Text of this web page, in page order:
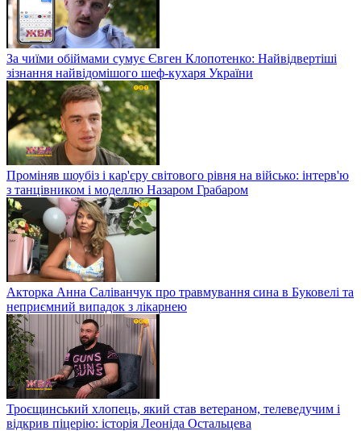
За чиїми обіймами сумує Євген Клопотенко: Найвідвертіші
зізнання найвідомішого шеф-кухаря України
Проміняв шоубіз і кар'єру світового рівня на військо: інтерв'ю
з танцівником і моделлю Назаром Грабаром
Акторка Анна Саліванчук про травмування сина в Буковелі та
неприємний випадок з лікарнею
Троєщинський хлопець, який став ветераном, телеведучим і
відкрив піцерію: історія Леоніда Остальцева